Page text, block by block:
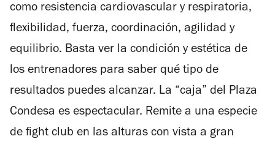
como resistencia cardiovascular y respiratoria,
flexibilidad, fuerza, coordinación, agilidad y
equilibrio. Basta ver la condición y estética de
los entrenadores para saber qué tipo de
resultados puedes alcanzar. La “caja” del Plaza
Condesa es espectacular. Remite a una especie
de fight club en las alturas con vista a gran